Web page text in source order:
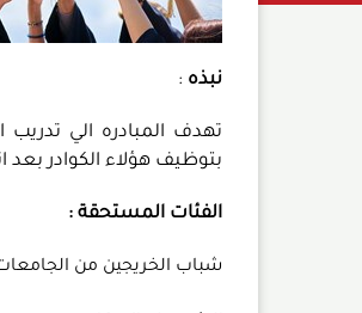
نبذه :
تهدف المبادره الي تدريب
بتوظيف هؤلاء الكوادر بعد
الفئات المستحقة :
شباب الخريجين من